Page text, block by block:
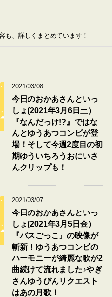
も、詳しくまとめています！
2021/03/08
今日のおかあさんといっ
しょ(2021年3月6日土）
『なんだっけ!?』ではな
んとゆうあつコンビが登
場！そして今週2度目の初
期ゆういちろうおにいさ
んクリップも！
2021/03/07
今日のおかあさんといっ
しょ(2021年3月5日金）
『バスごっこ』の映像が
斬新！ゆうあつコンビの
ハーモニーが綺麗な歌が2
曲続けて流れました♪やぎ
さんゆうびんリクエスト
はあの月歌！